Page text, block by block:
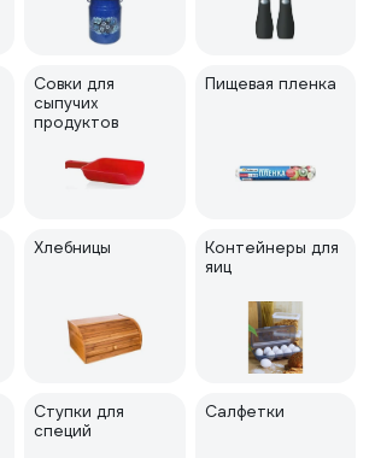
Совки для
сыпучих
продуктов
Пищевая пленка
Хлебницы
Контейнеры для
яиц
Ступки для
специй
Салфетки